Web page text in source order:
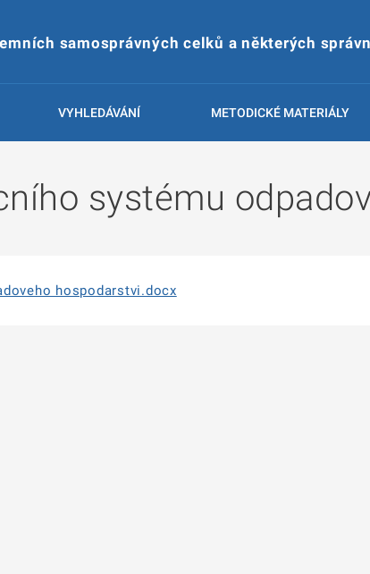
samosprávných celků a některých
VYHLEDÁVÁNÍ METODICKÉ MATERIÁLY
systému
hospodarstvi.docx